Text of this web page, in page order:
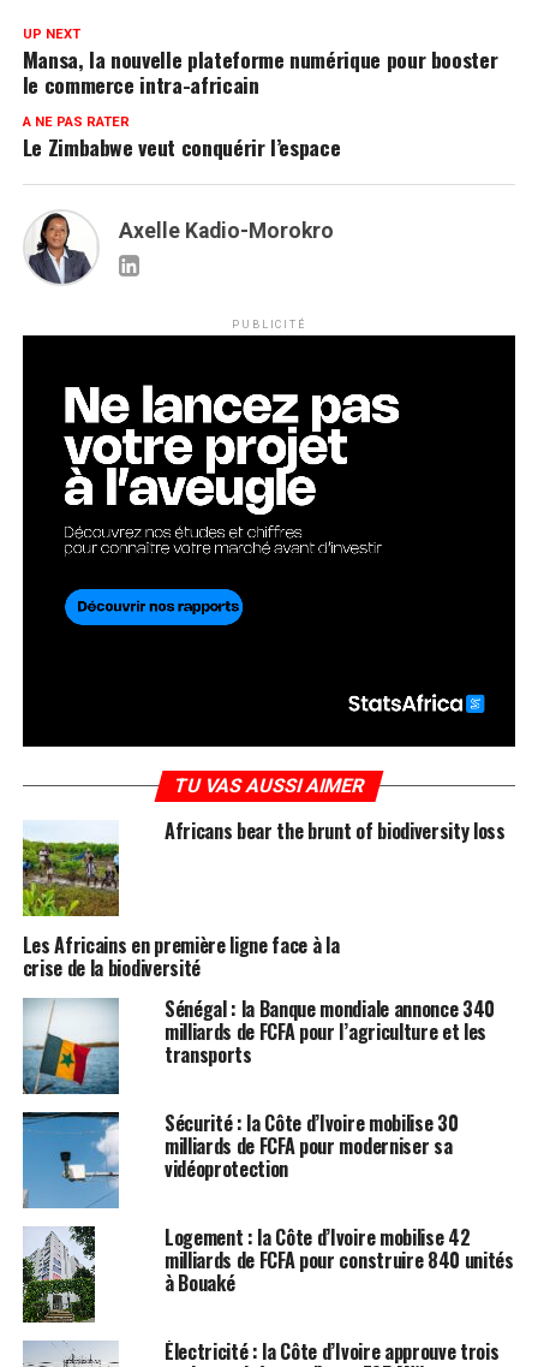
UP NEXT
Mansa, la nouvelle plateforme numérique pour booster
le commerce intra-africain
A NE PAS RATER
Le Zimbabwe veut conquérir l’espace
Axelle Kadio-Morokro
PUBLICITÉ
TU VAS AUSSI AIMER
Africans bear the brunt of biodiversity loss
Les Africains en première ligne face à la
crise de la biodiversité
Sénégal : la Banque mondiale annonce 340
milliards de FCFA pour l’agriculture et les
transports
Sécurité : la Côte d’Ivoire mobilise 30
milliards de FCFA pour moderniser sa
vidéoprotection
Logement : la Côte d’Ivoire mobilise 42
milliards de FCFA pour construire 840 unités
à Bouaké
Électricité : la Côte d’Ivoire approuve trois